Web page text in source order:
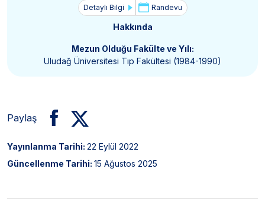
Detaylı Bilgi Randevu
Hakkında
Mezun Olduğu Fakülte ve Yılı:
Uludağ Üniversitesi Tıp Fakültesi (1984-1990)
Paylaş
Yayınlanma Tarihi: 22 Eylül 2022
Güncellenme Tarihi: 15 Ağustos 2025